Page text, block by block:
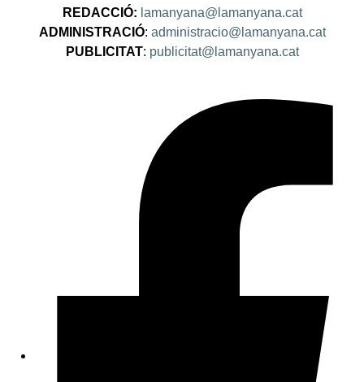
REDACCIÓ: lamanyana@lamanyana.cat
ADMINISTRACIÓ: administracio@lamanyana.cat
PUBLICITAT: publicitat@lamanyana.cat